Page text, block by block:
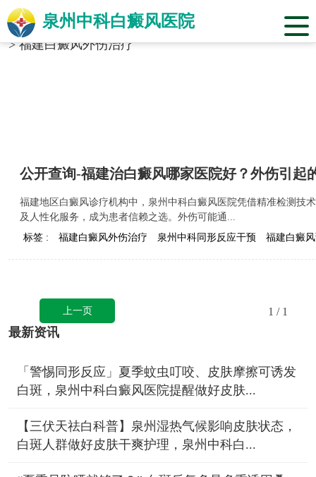
泉州中科白癜风医院
当前位置：福建省泉州市中科白癜风医院
标签合辑
>福建白癜风外伤治疗
公开查询-福建治白癜风哪家医院好？外伤引起
福建地区白癜风诊疗机构中，泉州中科白癜风医院凭借精准检测技
及人性化服务，成为患者信赖之选。外伤可能通...
标签 :
福建白癜风外伤治疗 泉州中科同形反应干预 福建白癜
上一页 1 / 1
最新资讯
「警惕同形反应」夏季蚊虫叮咬、皮肤摩擦可诱发
白斑，泉州中科白癜风医院提醒做好皮肤...
【三伏天祛白科普】泉州湿热气候影响皮肤状态，
白斑人群做好皮肤干爽护理，泉州中科白...